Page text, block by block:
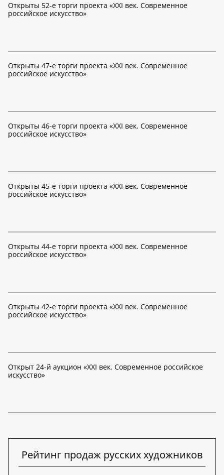
Открыты 52-е торги проекта «XXI век. Современное
российское искусство»
Открыты 47-е торги проекта «XXI век. Современное
российское искусство»
Открыты 46-е торги проекта «XXI век. Современное
российское искусство»
Открыты 45-е торги проекта «XXI век. Современное
российское искусство»
Открыты 44-е торги проекта «XXI век. Современное
российское искусство»
Открыты 42-е торги проекта «XXI век. Современное
российское искусство»
Открыт 24-й аукцион «XXI век. Современное российское
искусство»
Рейтинг продаж русских художников